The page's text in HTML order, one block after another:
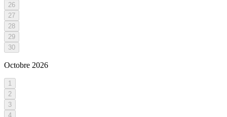
26
27
28
29
30
Octobre 2026
1
2
3
4